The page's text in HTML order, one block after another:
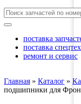
поставка
поставка
ремонт и сервис
Главная » Каталог »
подшипники для